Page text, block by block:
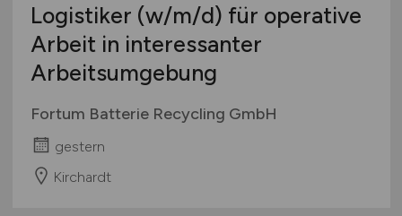
Logistiker (w/m/d) für operative
Arbeit in interessanter
Arbeitsumgebung
Fortum Batterie Recycling GmbH
gestern
Kirchardt